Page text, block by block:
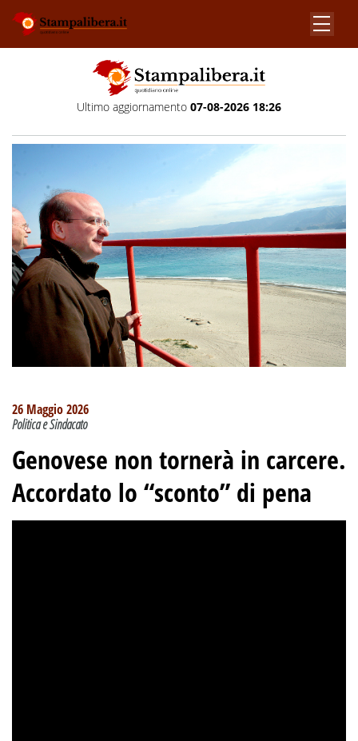
Ultimo aggiornamento 07-08-2026 18:26
26 Maggio 2026
Politica e Sindacato
Genovese non tornerà in carcere.
Accordato lo “sconto” di pena